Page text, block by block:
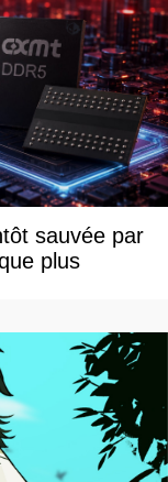
sauvée par
plus